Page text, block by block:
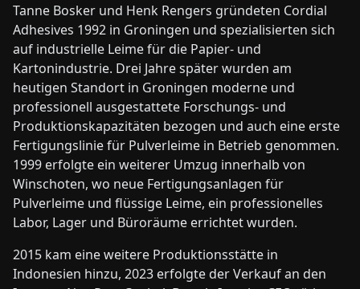
Tanne Bosker und Henk Rengers gründeten Cordial
Adhesives 1992 in Groningen und spezialisierten sich
auf industrielle Leime für die Papier- und
Kartonindustrie. Drei Jahre später wurden am
heutigen Standort in Groningen moderne und
professionell ausgestattete Forschungs- und
Produktionskapazitäten bezogen und auch eine erste
Fertigungslinie für Pulverleime in Betrieb genommen.
1999 erfolgte ein weiterer Umzug innerhalb von
Winschoten, wo neue Fertigungsanlagen für
Pulverleime und flüssige Leime, ein professionelles
Labor, Lager und Büroräume errichtet wurden.
2015 kam eine weitere Produktionsstätte in
Indonesien hinzu, 2023 erfolgte der Verkauf an den